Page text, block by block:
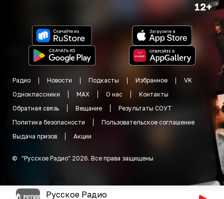
12+
Радио Новости Подкасты Избранное
VK
Одноклассники
MAX О нас
Контакты
Обратная связь
Вещание
Результаты СОУТ
Политика безопасности
Пользовательское соглашение
Выдача призов
Акции
© "Русское Радио" 2026. Все права защищены
Русское Радио